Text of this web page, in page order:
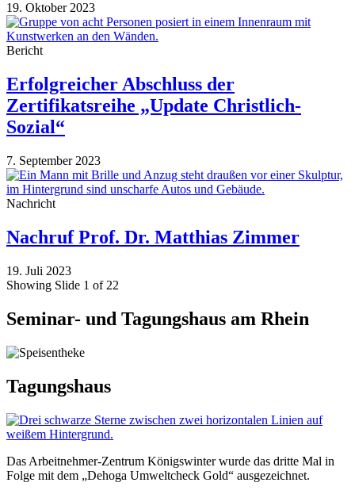
19. Oktober 2023
Bericht
Erfolgreicher Abschluss der
Zertifikatsreihe „Update Christlich-
Sozial“
7. September 2023
Nachricht
Nachruf Prof. Dr. Matthias Zimmer
19. Juli 2023
Showing Slide 1 of 22
Seminar- und Tagungshaus am Rhein
Tagungshaus
Das Arbeitnehmer-Zentrum Königswinter wurde das dritte Mal in
Folge mit dem „Dehoga Umweltcheck Gold“ ausgezeichnet.